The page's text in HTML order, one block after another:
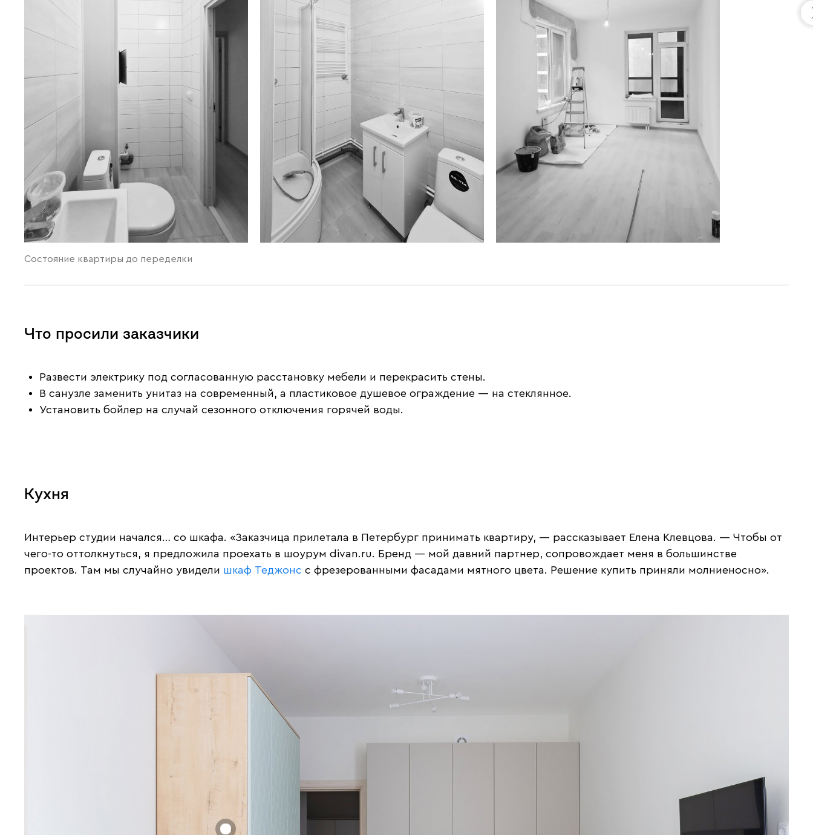
Состояние квартиры до переделки
Что просили заказчики
Развести электрику под согласованную расстановку мебели и перекрасить стены.
В санузле заменить унитаз на современный, а пластиковое душевое ограждение — на стеклянное.
Установить бойлер на случай сезонного отключения горячей воды.
Кухня
Интерьер студии начался… со шкафа. «Заказчица прилетала в Петербург принимать квартиру, — рассказывает Елена Клевцова. — Чтобы от
чего-то оттолкнуться, я предложила проехать в шоурум divan.ru. Бренд — мой давний партнер, сопровождает меня в большинстве
проектов. Там мы случайно увидели шкаф Теджонс с фрезерованными фасадами мятного цвета. Решение купить приняли молниеносно».